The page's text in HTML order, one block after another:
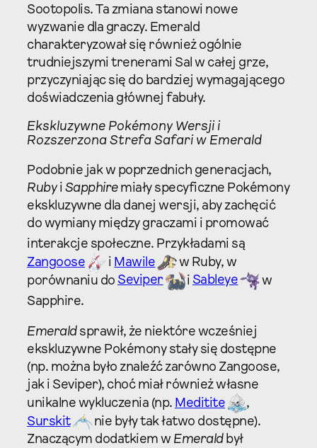
Sootopolis. Ta zmiana stanowi nowe
wyzwanie dla graczy. Emerald
charakteryzował się również ogólnie
trudniejszymi trenerami Sal w całej grze,
przyczyniając się do bardziej wymagającego
doświadczenia głównej fabuły.
Ekskluzywne Pokémony Wersji i
Rozszerzona Strefa Safari w Emerald
Podobnie jak w poprzednich generacjach,
Rubyi Sapphiremiały specyficzne Pokémony
ekskluzywne dla danej wersji, aby zachęcić
do wymiany między graczami i promować
interakcje społeczne. Przykładami są
Zangoose
i Mawile
w Ruby, w
porównaniu do Seviper i Sableye
w
Sapphire.
Emeraldsprawił, że niektóre wcześniej
ekskluzywne Pokémony stały się dostępne
(np. można było znaleźć zarówno Zangoose,
jak i Seviper), choć miał również własne
unikalne wykluczenia (np. Meditite
,
Surskit
nie były tak łatwo dostępne).
Znaczącym dodatkiem w Emeraldbył